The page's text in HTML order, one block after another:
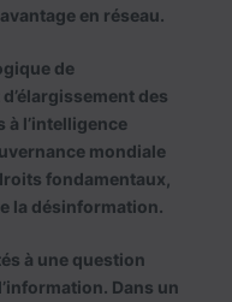
en réseau.
de
des
à l’intelligence
mondiale
fondamentaux,
la désinformation.
à une question
Dans un